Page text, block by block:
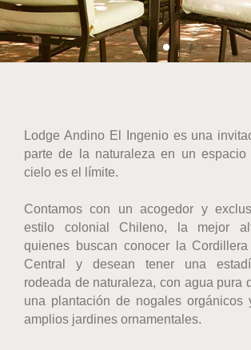
Lodge Andino El Ingenio es una
parte de la naturaleza en un espacio
cielo es el límite.
Contamos con un acogedor y
estilo colonial Chileno, la mejor
quienes buscan conocer la
Central y desean tener una
rodeada de naturaleza, con agua pura
una plantación de nogales orgánicos
amplios jardines ornamentales.